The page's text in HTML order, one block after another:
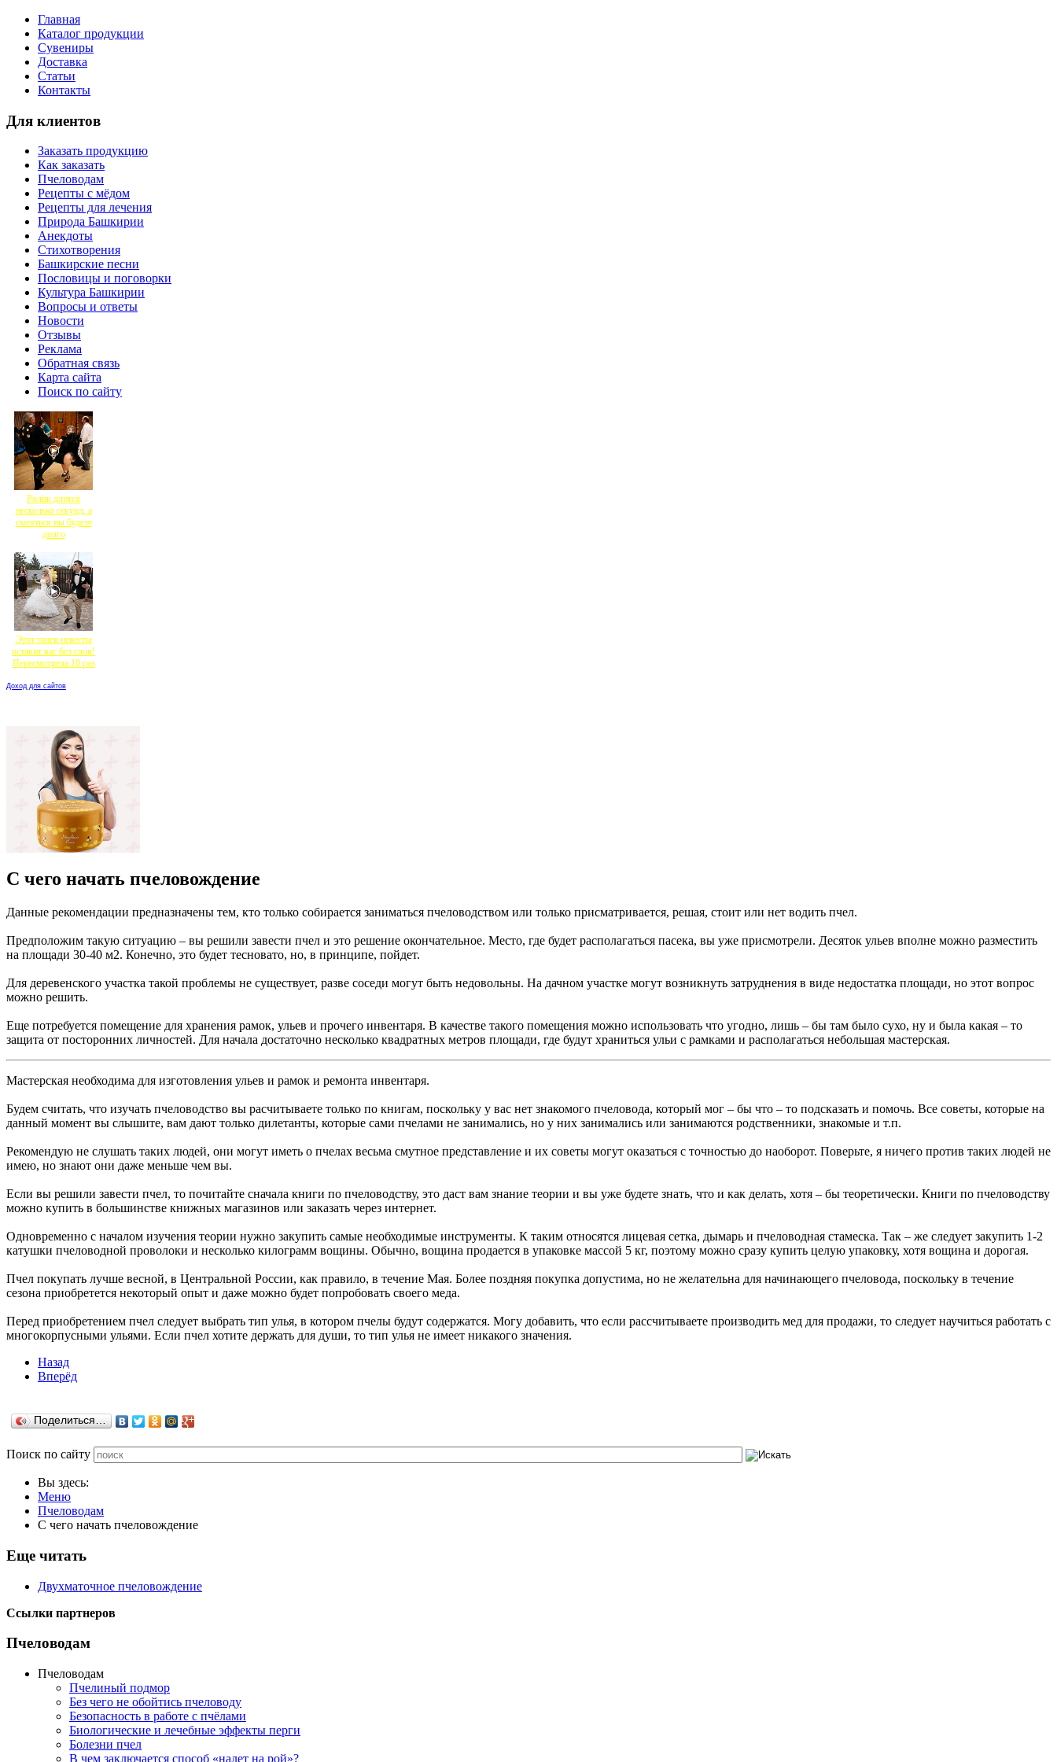
Главная
Каталог продукции
Сувениры
Доставка
Статьи
Контакты
Для клиентов
Заказать продукцию
Как заказать
Пчеловодам
Рецепты с мёдом
Рецепты для лечения
Природа Башкирии
Анекдоты
Стихотворения
Башкирские песни
Пословицы и поговорки
Культура Башкирии
Вопросы и ответы
Новости
Отзывы
Реклама
Обратная связь
Карта сайта
Поиск по сайту
Ролик длится
несколько секунд, а
смеяться вы будете
долго
Этот танец невесты
оставит вас без слов!
Пересмотрела 10 раз
Доход для сайтов
С чего начать пчеловождение
Данные рекомендации предназначены тем, кто только собирается заниматься пчеловодством или только присматривается, решая, стоит или нет водить пчел.
Предположим такую ситуацию – вы решили завести пчел и это решение окончательное. Место, где будет располагаться пасека, вы уже присмотрели. Десяток ульев вполне можно разместить
на площади 30-40 м2. Конечно, это будет тесновато, но, в принципе, пойдет.
Для деревенского участка такой проблемы не существует, разве соседи могут быть недовольны. На дачном участке могут возникнуть затруднения в виде недостатка площади, но этот вопрос
можно решить.
Еще потребуется помещение для хранения рамок, ульев и прочего инвентаря. В качестве такого помещения можно использовать что угодно, лишь – бы там было сухо, ну и была какая – то
защита от посторонних личностей. Для начала достаточно несколько квадратных метров площади, где будут храниться ульи с рамками и располагаться небольшая мастерская.
Мастерская необходима для изготовления ульев и рамок и ремонта инвентаря.
Будем считать, что изучать пчеловодство вы расчитываете только по книгам, поскольку у вас нет знакомого пчеловода, который мог – бы что – то подсказать и помочь. Все советы, которые на
данный момент вы слышите, вам дают только дилетанты, которые сами пчелами не занимались, но у них занимались или занимаются родственники, знакомые и т.п.
Рекомендую не слушать таких людей, они могут иметь о пчелах весьма смутное представление и их советы могут оказаться с точностью до наоборот. Поверьте, я ничего против таких людей не
имею, но знают они даже меньше чем вы.
Если вы решили завести пчел, то почитайте сначала книги по пчеловодству, это даст вам знание теории и вы уже будете знать, что и как делать, хотя – бы теоретически. Книги по пчеловодству
можно купить в большинстве книжных магазинов или заказать через интернет.
Одновременно с началом изучения теории нужно закупить самые необходимые инструменты. К таким относятся лицевая сетка, дымарь и пчеловодная стамеска. Так – же следует закупить 1-2
катушки пчеловодной проволоки и несколько килограмм вощины. Обычно, вощина продается в упаковке массой 5 кг, поэтому можно сразу купить целую упаковку, хотя вощина и дорогая.
Пчел покупать лучше весной, в Центральной России, как правило, в течение Мая. Более поздняя покупка допустима, но не желательна для начинающего пчеловода, поскольку в течение
сезона приобретется некоторый опыт и даже можно будет попробовать своего меда.
Перед приобретением пчел следует выбрать тип улья, в котором пчелы будут содержатся. Могу добавить, что если рассчитываете производить мед для продажи, то следует научиться работать с
многокорпусными ульями. Если пчел хотите держать для души, то тип улья не имеет никакого значения.
Назад
Вперёд
Поделиться…
Поиск по сайту
Вы здесь:
Меню
Пчеловодам
С чего начать пчеловождение
Еще читать
Двухматочное пчеловождение
Ссылки партнеров
Пчеловодам
Пчеловодам
Пчелиный подмор
Без чего не обойтись пчеловоду
Безопасность в работе с пчёлами
Биологические и лечебные эффекты перги
Болезни пчел
В чем заключается способ «налет на рой»?